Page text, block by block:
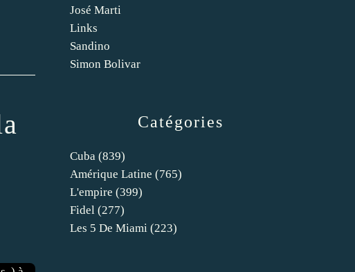
Catégories
Cuba (839)
Amérique Latine (765)
L'empire (399)
Fidel (277)
Les 5 De Miami (223)
José Marti
Links
Sandino
Simon Bolivar